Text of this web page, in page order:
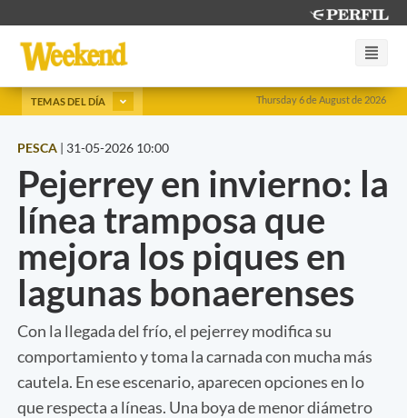
Thursday 6 de August de 2026
TEMAS DEL DÍA
PESCA | 31-05-2026 10:00
Pejerrey en invierno: la
línea tramposa que
mejora los piques en
lagunas bonaerenses
Con la llegada del frío, el pejerrey modifica su
comportamiento y toma la carnada con mucha más
cautela. En ese escenario, aparecen opciones en lo
que respecta a líneas. Una boya de menor diámetro